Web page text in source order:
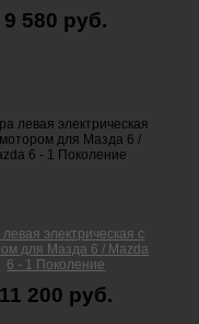
9 580 руб.
электрическая с
для Мазда 6 / Mazda
6 - 1 Поколение
11 200 руб.